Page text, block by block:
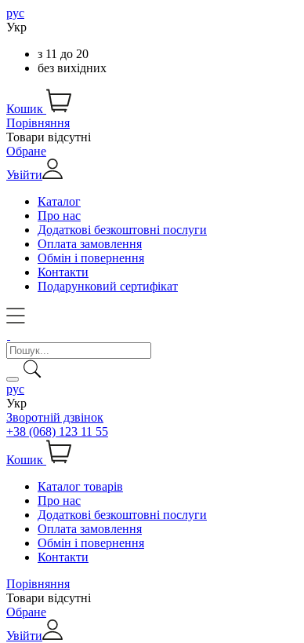
рус
Укр
з 11 до 20
без вихідних
Кошик
Порівняння
Товари відсутні
Обране
Увійти
Каталог
Про нас
Додаткові безкоштовні послуги
Оплата замовлення
Обмін і повернення
Контакти
Подарунковий сертифікат
рус
Укр
Зворотній дзвінок
+38 (068) 123 11 55
Кошик
Каталог товарів
Про нас
Додаткові безкоштовні послуги
Оплата замовлення
Обмін і повернення
Контакти
Порівняння
Товари відсутні
Обране
Увійти